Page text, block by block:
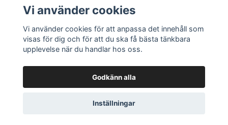
Sociala medier
© 2026 Lovebox Sweden
Vi använder cookies
Vi använder cookies för att anpassa det innehåll som
visas för dig och för att du ska få bästa tänkbara
upplevelse när du handlar hos oss.
Godkänn alla
Inställningar